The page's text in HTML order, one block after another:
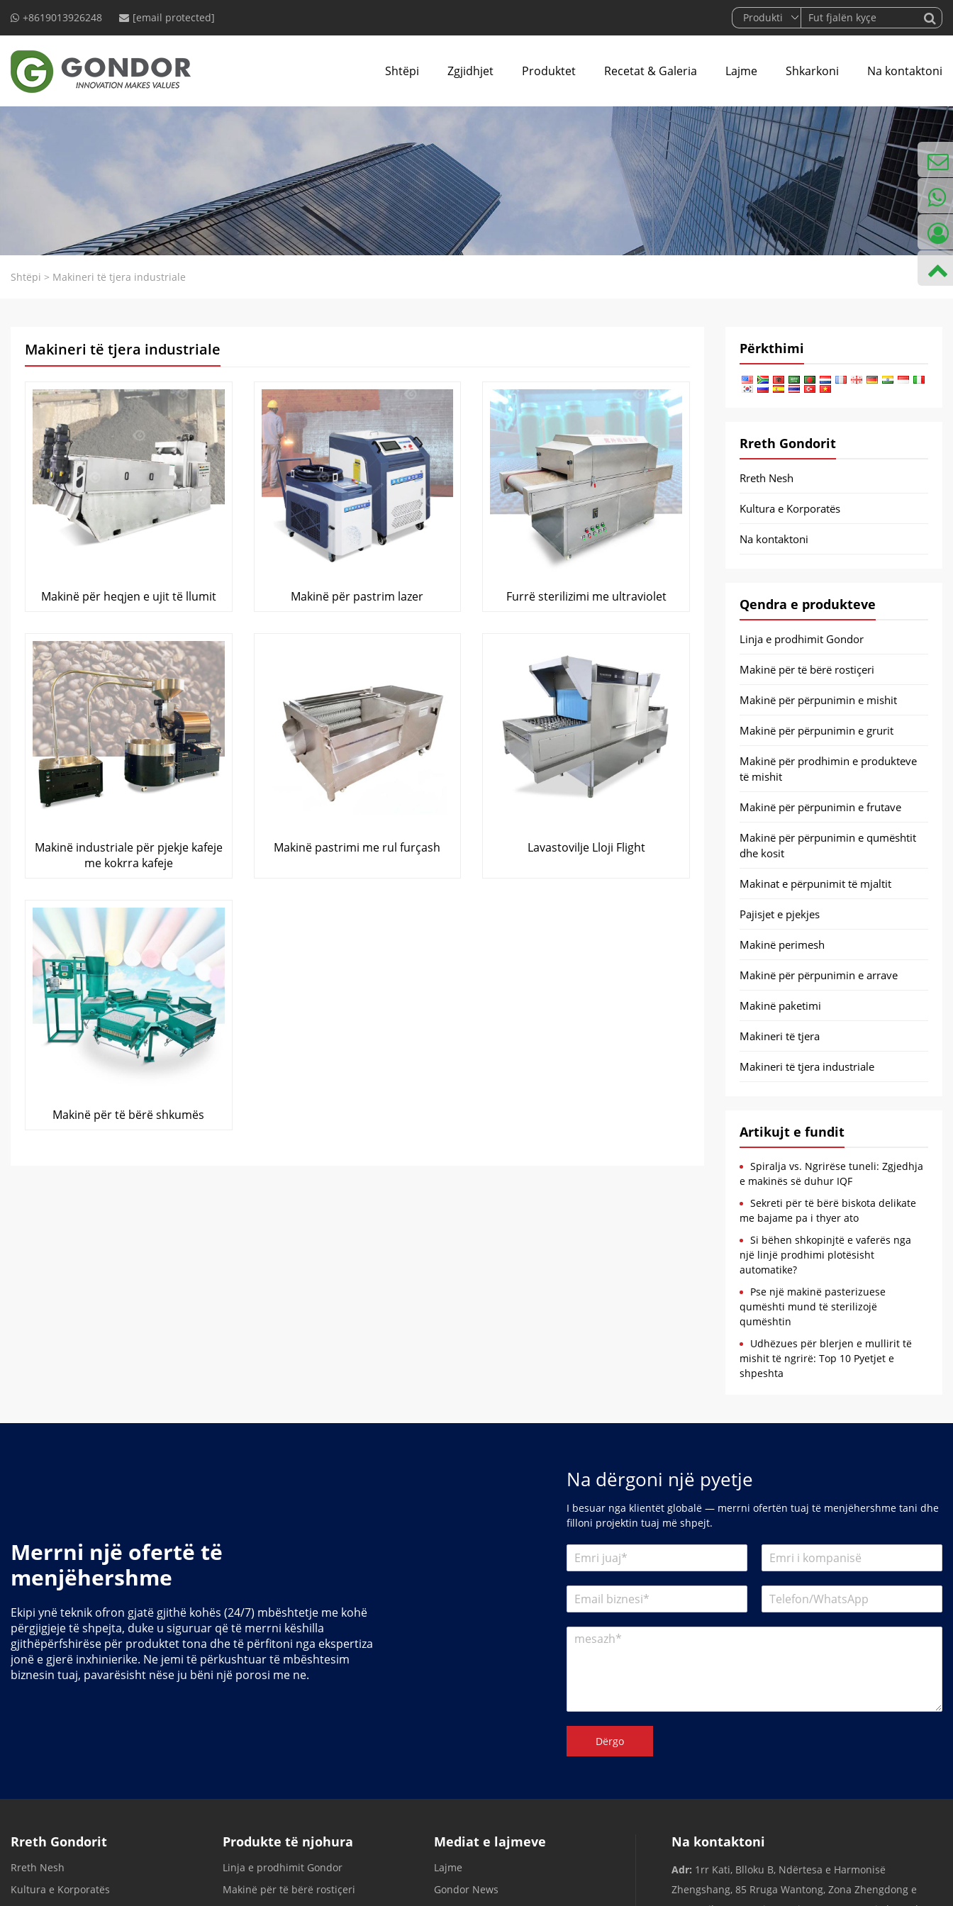
+8619013926248 [email protected]
Shtëpi Zgjidhjet Produktet Recetat & Galeria Lajme Shkarkoni Na kontaktoni
Shtëpi > Makineri të tjera industriale
Makineri të tjera industriale
Makinë për heqjen e ujit të llumit Makinë për pastrim lazer Furrë sterilizimi me ultraviolet
Makinë industriale për pjekje kafeje
me kokrra kafeje
Makinë pastrimi me rul furçash Lavastovilje Lloji Flight
Makinë për të bërë shkumës
Përkthimi
Rreth Gondorit
Rreth Nesh
Kultura e Korporatës
Na kontaktoni
Qendra e produkteve
Linja e prodhimit Gondor
Makinë për të bërë rostiçeri
Makinë për përpunimin e mishit
Makinë për përpunimin e grurit
Makinë për prodhimin e produkteve
të mishit
Makinë për përpunimin e frutave
Makinë për përpunimin e qumështit
dhe kosit
Makinat e përpunimit të mjaltit
Pajisjet e pjekjes
Makinë perimesh
Makinë për përpunimin e arrave
Makinë paketimi
Makineri të tjera
Makineri të tjera industriale
Artikujt e fundit
Spiralja vs. Ngrirëse tuneli: Zgjedhja
e makinës së duhur IQF
Sekreti për të bërë biskota delikate
me bajame pa i thyer ato
Si bëhen shkopinjtë e vaferës nga
një linjë prodhimi plotësisht
automatike?
Pse një makinë pasterizuese
qumështi mund të sterilizojë
qumështin
Udhëzues për blerjen e mullirit të
mishit të ngrirë: Top 10 Pyetjet e
shpeshta
Merrni një ofertë të
menjëhershme
Ekipi ynë teknik ofron gjatë gjithë kohës (24/7) mbështetje me kohë
përgjigjeje të shpejta, duke u siguruar që të merrni këshilla
gjithëpërfshirëse për produktet tona dhe të përfitoni nga ekspertiza
jonë e gjerë inxhinierike. Ne jemi të përkushtuar të mbështesim
biznesin tuaj, pavarësisht nëse ju bëni një porosi me ne.
Na dërgoni një pyetje
I besuar nga klientët globalë — merrni ofertën tuaj të menjëhershme tani dhe
filloni projektin tuaj më shpejt.
Dërgo
Rreth Gondorit
Rreth Nesh
Kultura e Korporatës
Produkte të njohura
Linja e prodhimit Gondor
Makinë për të bërë rostiçeri
Mediat e lajmeve
Lajme
Gondor News
Na kontaktoni
Adr: 1rr Kati, Blloku B, Ndërtesa e Harmonisë
Zhengshang, 85 Rruga Wantong, Zona Zhengdong e